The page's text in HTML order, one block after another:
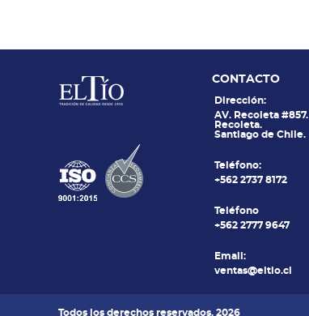
CONTACTO
Dirección:
AV. Recoleta #857.
Recoleta.
Santiago de Chile.
Teléfono:
+562 2737 8172
Teléfono
+562 2777 9647
Email:
ventas@eltio.cl
Todos los derechos reservados. 2026